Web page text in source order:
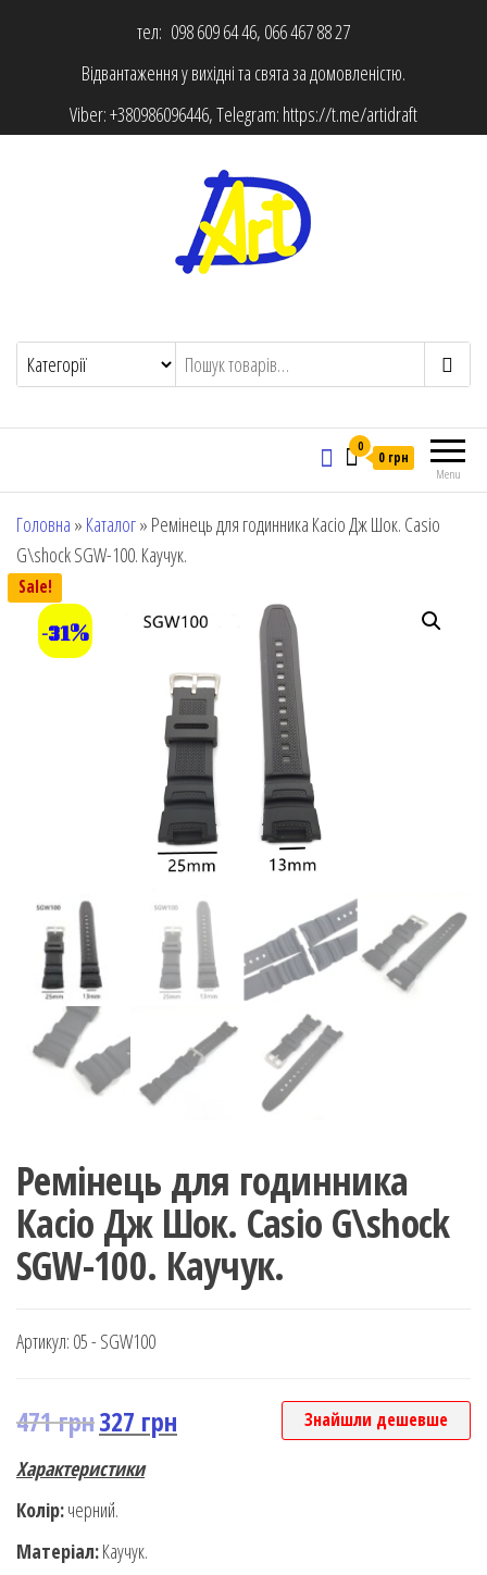
тел: 098 609 64 46, 066 467 88 27
Відвантаження у вихідні та свята за домовленістю.
Viber:+380986096446, Telegram: https://t.me/artidraft
Menu
0
0 грн
Головна » Каталог» Ремінець для годинника Касіо Дж Шок. Casio
G\shock SGW-100. Каучук.
Sale!
-31%
Ремінець для годинника
Касіо Дж Шок. Casio G\shock
SGW-100. Каучук.
Артикул: 05 - SGW100
471грн327 грн Знайшли дешевше
Характеристики
Колір:черний.
Матеріал:Каучук.